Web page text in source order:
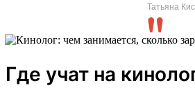
Татьяна
Где учат на